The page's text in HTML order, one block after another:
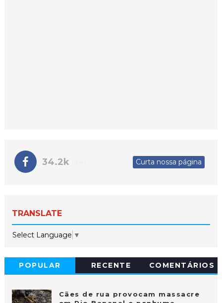
34.2k Curta nossa página
TRANSLATE
Select Language ▼
POPULAR RECENTE COMENTÁRIOS
Cães de rua provocam massacre